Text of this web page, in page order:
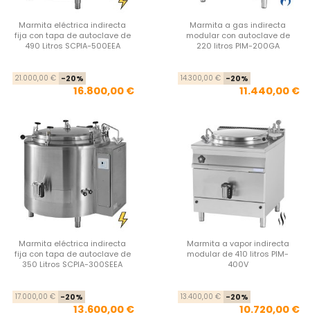
Marmita eléctrica indirecta
fija con tapa de autoclave de
490 Litros SCPIA-500EEA
Precio base
21.000,00 € -20%
16.800,00 €
Marmita a gas indirecta
modular con autoclave de
220 litros PIM-200GA
14.300,00 € -20%
11.440,00 €
Marmita eléctrica indirecta
fija con tapa de autoclave de
350 Litros SCPIA-300SEEA
Precio base
17.000,00 € -20%
13.600,00 €
Marmita a vapor indirecta
modular de 410 litros PIM-
400V
13.400,00 € -20%
10.720,00 €